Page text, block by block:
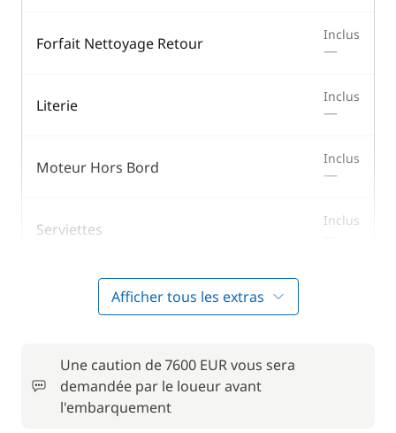
Forfait Nettoyage Retour Inclus
—
Literie Inclus
—
Moteur Hors Bord Inclus
—
Serviettes Inclus
Filet de sécurité
Afficher tous les extras
Une caution de 7600 EUR vous sera
demandée par le loueur avant
l'embarquement